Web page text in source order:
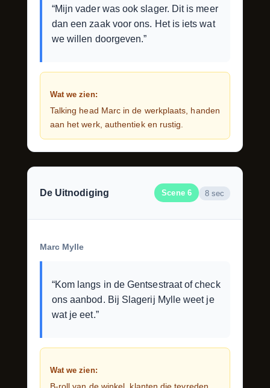
“Mijn vader was ook slager. Dit is meer
dan een zaak voor ons. Het is iets wat
we willen doorgeven.”
Wat we zien:
Talking head Marc in de werkplaats, handen
aan het werk, authentiek en rustig.
Scene 6
De Uitnodiging 8 sec
Marc Mylle
“Kom langs in de Gentsestraat of check
ons aanbod. Bij Slagerij Mylle weet je
wat je eet.”
Wat we zien:
B-roll van de winkel, klanten die tevreden